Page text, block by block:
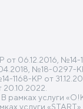
№14-
№18-
1168-КР от
услуги
«START»